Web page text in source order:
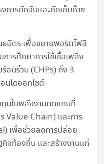
การดักจับและกักเก็บก๊าซ
มิตร เพื่อขยายพอร์ตโฟลิ
ารศึกษาการใช้เชื้อเพลิง
อนร่วม (CHPs) ทั้ง 3
นไดออกไซด์
ทุนในพลังงานทดแทนที่
Value Chain) และการ
เพื่อช่วยลดการปล่อย
จท้องถิ่น และสร้างงานแก่